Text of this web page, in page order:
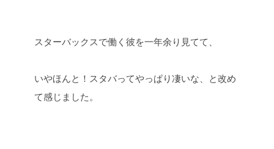
スターバックスで働く彼を一年余り見てて、
いやほんと！スタバってやっぱり凄いな、と改め
て感じました。